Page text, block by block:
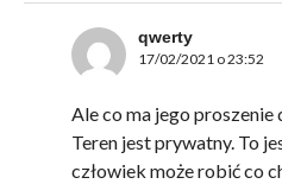
qwerty
17/02/2021 o 23:52
Ale co ma jego proszenie
Teren jest prywatny. To
człowiek może robić co